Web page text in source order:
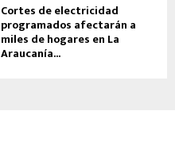
Cortes de electricidad
programados afectarán a
miles de hogares en La
Araucanía...